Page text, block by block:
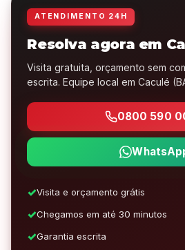
ATENDIMENTO 24H
Resolva agora em
Visita gratuita, orçamento sem
escrita. Equipe local em Caculé
0800 590
Visita e orçamento grátis
Chegamos em até 30 minutos
Garantia escrita